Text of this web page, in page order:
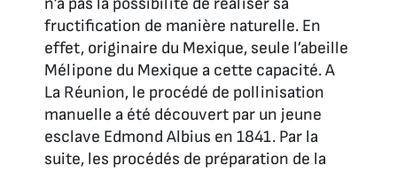
fructification de manière naturelle. En
effet, originaire du Mexique, seule l’abeille
Mélipone du Mexique a cette capacité. A
La Réunion, le procédé de pollinisation
manuelle a été découvert par un jeune
esclave Edmond Albius en 1841. Par la
suite, les procédés de préparation de la